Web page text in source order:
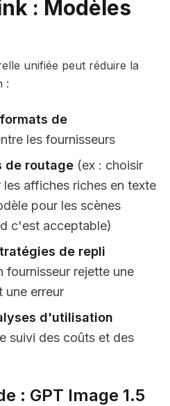
: Modèles
unifiée peut réduire la
:
de
les fournisseurs
de routage (ex : choisir
les affiches riches en texte
pour les scènes
c'est acceptable)
de repli
fournisseur rejette une
une erreur
d'utilisation
suivi des coûts et des
: GPT Image 1.5